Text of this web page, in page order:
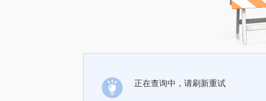
正在查询中，请刷新重试